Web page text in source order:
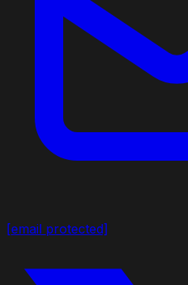
[email protected]